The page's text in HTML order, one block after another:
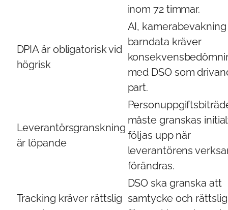
inom 72 timmar.
DPIA är obligatorisk vid
högrisk
AI,
barndata kräver
med DSO som
part.
Leverantörsgranskning
är löpande
måste granskas
följas upp när
leverantörens
förändras.
Tracking kräver rättslig
DSO ska granska att
samtycke och